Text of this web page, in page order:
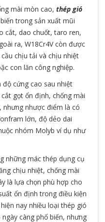
mài mòn cao, thép gió
trong sản xuất mũi
cắt, dao chuốt, taro ren,
ra, W18Cr4V còn được
chịu tải và chịu nhiệt
con lăn công nghiệp.
độ cứng cao sau nhiệt
gọt ổn định, chống mài
nhược điểm là có
lớn, độ dẻo dai
nhóm Molyb ví dụ như
những mác thép dụng cụ
chịu nhiệt, chống mài
là lựa chọn phù hợp cho
ổn định trong điều kiện
nay nhiều loại thép gió
càng phổ biến, nhưng